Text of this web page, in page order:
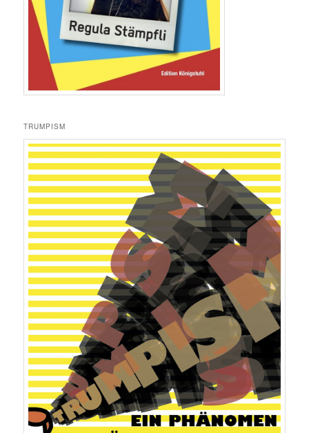
TRUMPISM